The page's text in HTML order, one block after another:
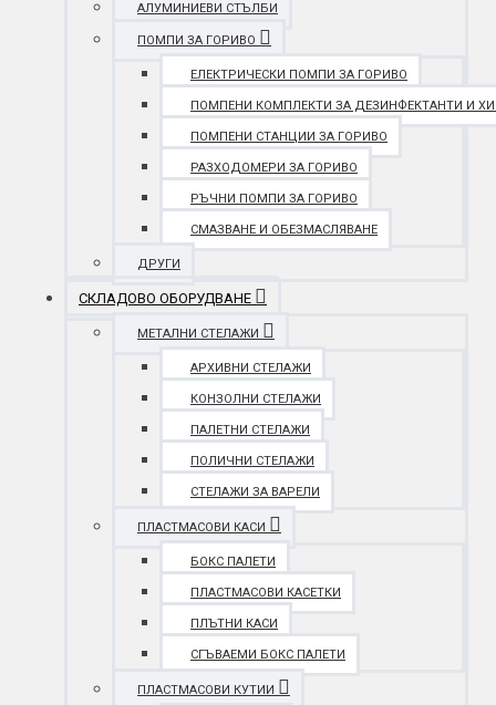
АЛУМИНИЕВИ СТЪЛБИ
ПОМПИ ЗА ГОРИВО
ЕЛЕКТРИЧЕСКИ ПОМПИ ЗА ГОРИВО
ПОМПЕНИ КОМПЛЕКТИ ЗА ДЕЗИНФЕКТАНТИ И
ПОМПЕНИ СТАНЦИИ ЗА ГОРИВО
РАЗХОДОМЕРИ ЗА ГОРИВО
РЪЧНИ ПОМПИ ЗА ГОРИВО
СМАЗВАНЕ И ОБЕЗМАСЛЯВАНЕ
ДРУГИ
СКЛАДОВО ОБОРУДВАНЕ
МЕТАЛНИ СТЕЛАЖИ
АРХИВНИ СТЕЛАЖИ
КОНЗОЛНИ СТЕЛАЖИ
ПАЛЕТНИ СТЕЛАЖИ
ПОЛИЧНИ СТЕЛАЖИ
СТЕЛАЖИ ЗА ВАРЕЛИ
ПЛАСТМАСОВИ КАСИ
БОКС ПАЛЕТИ
ПЛАСТМАСОВИ КАСЕТКИ
ПЛЪТНИ КАСИ
СГЪВАЕМИ БОКС ПАЛЕТИ
ПЛАСТМАСОВИ КУТИИ